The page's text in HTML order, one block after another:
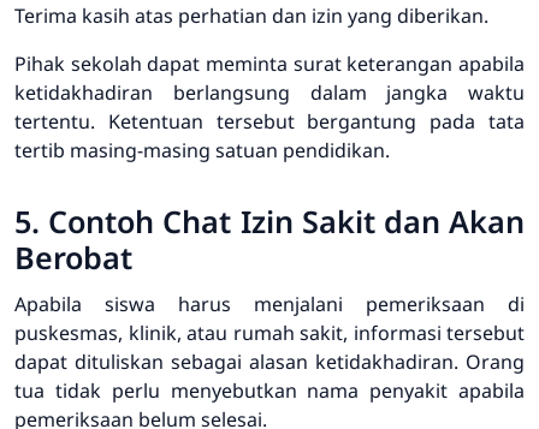
Terima kasih atas perhatian dan izin yang diberikan.
Pihak sekolah dapat meminta surat keterangan apabila
ketidakhadiran berlangsung dalam jangka waktu
tertentu. Ketentuan tersebut bergantung pada tata
tertib masing-masing satuan pendidikan.
5. Contoh Chat Izin Sakit dan Akan
Berobat
Apabila siswa harus menjalani pemeriksaan di
puskesmas, klinik, atau rumah sakit, informasi tersebut
dapat dituliskan sebagai alasan ketidakhadiran. Orang
tua tidak perlu menyebutkan nama penyakit apabila
pemeriksaan belum selesai.